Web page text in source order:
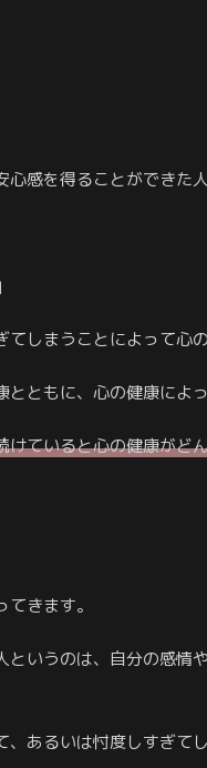
感を得ることができた
しまうことによって心
ともに、心の健康によ
ていると心の健康がど
きます。
いうのは、自分の感情
あるいは忖度しすぎてし